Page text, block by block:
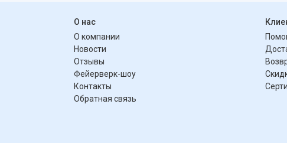
О нас
О компании
Новости
Отзывы
Фейерверк-шоу
Контакты
Обратная связь